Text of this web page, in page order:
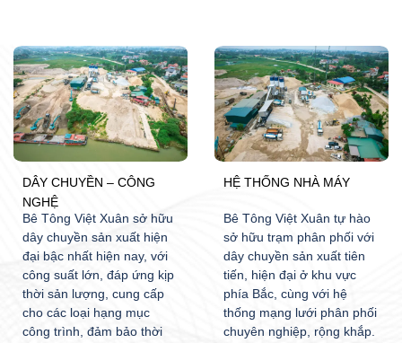
DÂY CHUYỀN – CÔNG
NGHỆ
Bê Tông Việt Xuân sở hữu
dây chuyền sản xuất hiện
đại bậc nhất hiện nay, với
công suất lớn, đáp ứng kịp
thời sản lượng, cung cấp
cho các loại hạng mục
công trình, đảm bảo thời
HỆ THỐNG NHÀ MÁY
Bê Tông Việt Xuân tự hào
sở hữu trạm phân phối với
dây chuyền sản xuất tiên
tiến, hiện đại ở khu vực
phía Bắc, cùng với hệ
thống mạng lưới phân phối
chuyên nghiệp, rộng khắp.